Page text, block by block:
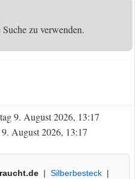
zu verwenden.
9. August 2026, 13:17
August 2026, 13:17
| Silberbesteck|